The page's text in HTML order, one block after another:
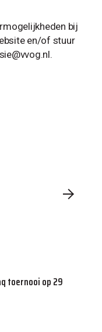
bij
en/of stuur
.
toernooi op 29